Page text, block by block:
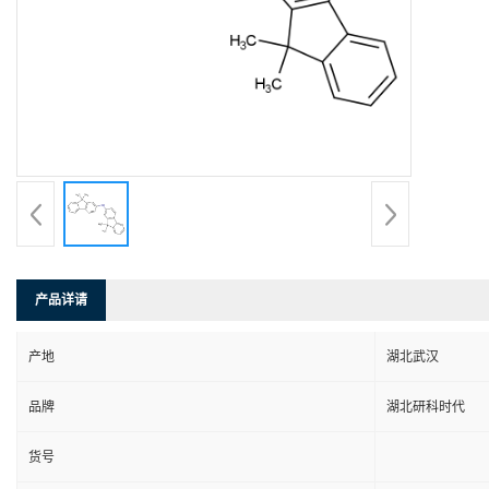
产品详请
产地 湖北武汉
品牌 湖北研科时代
货号